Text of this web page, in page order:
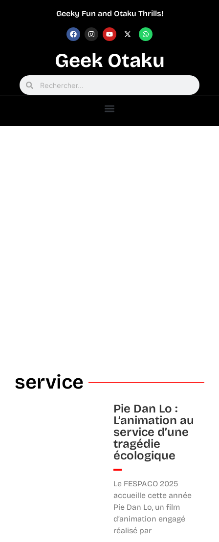
Geeky Fun and Otaku Thrills!
Geek Otaku
service
Pie Dan Lo :
L’animation au
service d’une
tragédie
écologique
Le FESPACO 2025
accueille cette année
Pie Dan Lo, un film
d’animation engagé
réalisé par